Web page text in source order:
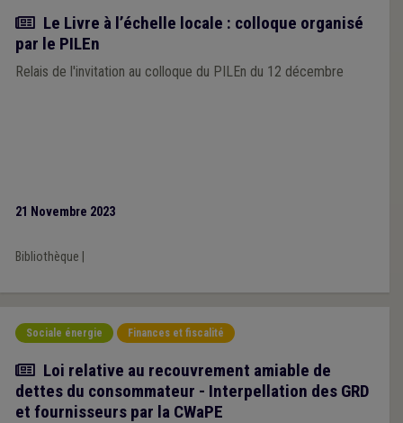
Actualité
Le Livre à l’échelle locale : colloque organisé
par le PILEn
Relais de l'invitation au colloque du PILEn du 12 décembre
21 Novembre 2023
Bibliothèque
Sociale énergie Finances et fiscalité
Actualité
Loi relative au recouvrement amiable de
dettes du consommateur - Interpellation des GRD
et fournisseurs par la CWaPE